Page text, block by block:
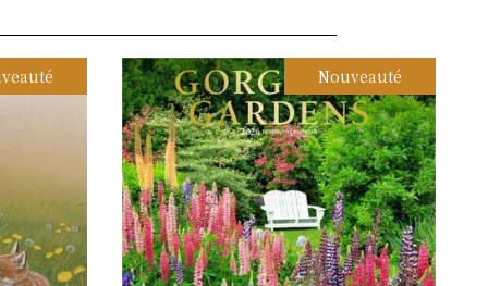
Nouveauté